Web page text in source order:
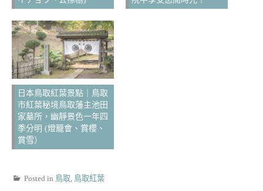
日本鳥取紅葉景點｜鳥取
市紅葉秘境鳥取藩主池田
家墓所，幽靜景色一年四
季分明 (燈籠會、賞櫻、
賞雪）
Posted in 鳥取, 鳥取紅葉